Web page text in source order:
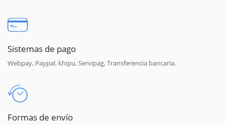
Sistemas de pago
Webpay, Paypal, khipu, Servipag, Transferencia bancaria.
Formas de envío